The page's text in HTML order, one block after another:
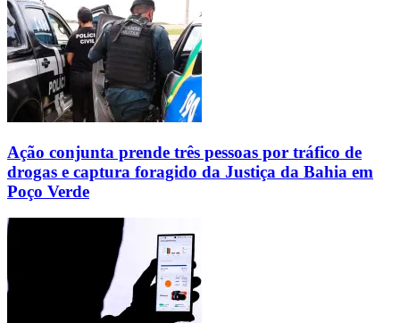
Ação conjunta prende três pessoas por tráfico de
drogas e captura foragido da Justiça da Bahia em
Poço Verde